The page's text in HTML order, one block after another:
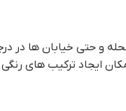
و حتی خیابان ها در
ایجاد ترکیب های رنگی